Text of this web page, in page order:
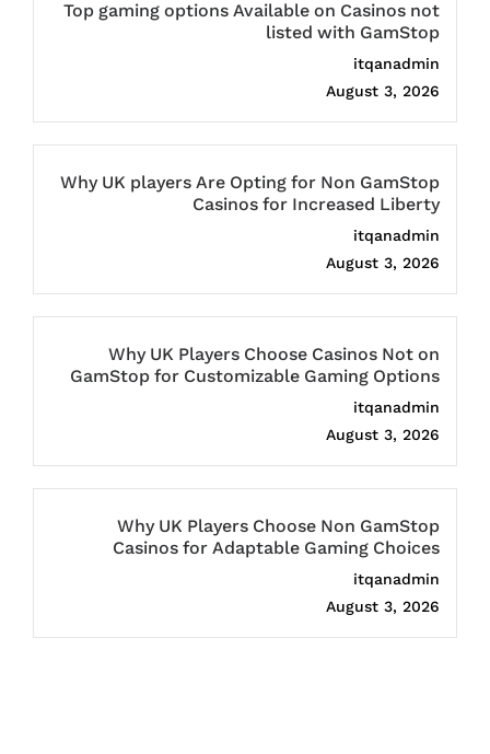
Top gaming options Available on Casinos not
listed with GamStop
itqanadmin
August 3, 2026
Why UK players Are Opting for Non GamStop
Casinos for Increased Liberty
itqanadmin
August 3, 2026
Why UK Players Choose Casinos Not on
GamStop for Customizable Gaming Options
itqanadmin
August 3, 2026
Why UK Players Choose Non GamStop
Casinos for Adaptable Gaming Choices
itqanadmin
August 3, 2026